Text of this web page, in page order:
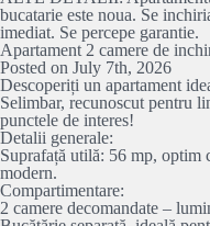
bucatarie este noua. Se
imediat. Se percepe garantie.
Apartament 2 camere de
Posted on July 7th, 2026
Descoperiți un apartament
Selimbar, recunoscut pentru
punctele de interes!
Detalii generale:
Suprafață utilă: 56 mp, optim
modern.
Compartimentare:
2 camere decomandate –